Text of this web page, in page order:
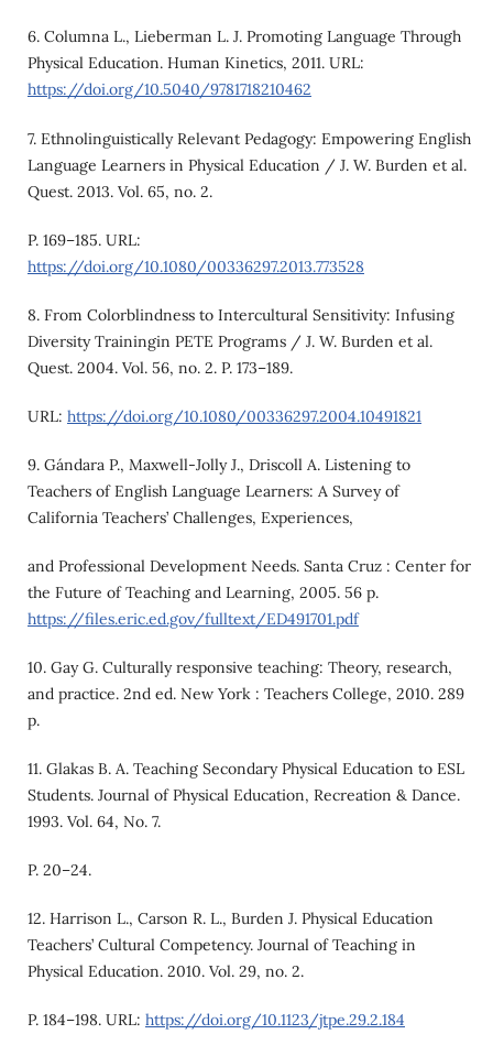
6. Columna L., Lieberman L. J. Promoting Language Through
Physical Education. Human Kinetics, 2011. URL:
https://doi.org/10.5040/9781718210462
7. Ethnolinguistically Relevant Pedagogy: Empowering English
Language Learners in Physical Education / J. W. Burden et al.
Quest. 2013. Vol. 65, no. 2.
P. 169–185. URL:
https://doi.org/10.1080/00336297.2013.773528
8. From Colorblindness to Intercultural Sensitivity: Infusing
Diversity Trainingin PETE Programs / J. W. Burden et al.
Quest. 2004. Vol. 56, no. 2. P. 173–189.
URL: https://doi.org/10.1080/00336297.2004.10491821
9. Gándara P., Maxwell-Jolly J., Driscoll A. Listening to
Teachers of English Language Learners: A Survey of
California Teachers’ Challenges, Experiences,
and Professional Development Needs. Santa Cruz : Center for
the Future of Teaching and Learning, 2005. 56 p.
https://files.eric.ed.gov/fulltext/ED491701.pdf
10. Gay G. Culturally responsive teaching: Theory, research,
and practice. 2nd ed. New York : Teachers College, 2010. 289
p.
11. Glakas B. A. Teaching Secondary Physical Education to ESL
Students. Journal of Physical Education, Recreation & Dance.
1993. Vol. 64, No. 7.
P. 20–24.
12. Harrison L., Carson R. L., Burden J. Physical Education
Teachers’ Cultural Competency. Journal of Teaching in
Physical Education. 2010. Vol. 29, no. 2.
P. 184–198. URL: https://doi.org/10.1123/jtpe.29.2.184